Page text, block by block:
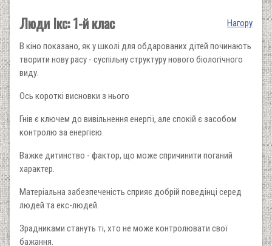
Нагору
Люди Ікс: 1-й клас
В кіно показано, як у школі для обдарованих дітей починають
творити нову расу - суспільну структуру нового біологічного
виду.
Ось короткі висновки з нього
Гнів є ключем до вивільнення енергії, але спокій є засобом
контролю за енергією.
Важке дитинство - фактор, що може спричинити поганий
характер.
Матеріальна забезпеченість сприяє добрій поведінці серед
людей та екс-людей.
Зрадниками стануть ті, хто не може контролювати свої
бажання.